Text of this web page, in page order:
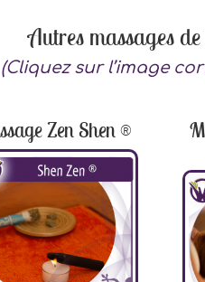
Autres massages
(Cliquez sur l’image
Zen Shen ®